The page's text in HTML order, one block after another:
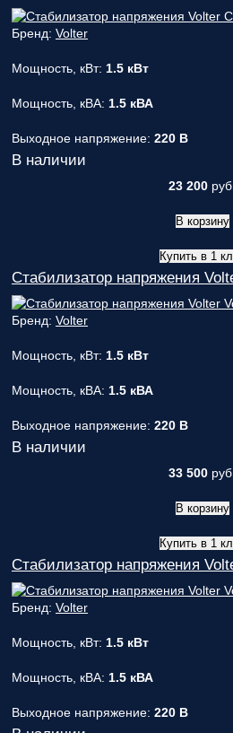
Бренд: Volter
Мощность, кВт: 1.5 кВт
Мощность, кВА: 1.5 кВА
Выходное напряжение: 220 В
В наличии
23 200 руб.
В корзину
Купить в 1
Стабилизатор напряжения
Бренд: Volter
Мощность, кВт: 1.5 кВт
Мощность, кВА: 1.5 кВА
Выходное напряжение: 220 В
В наличии
33 500 руб.
В корзину
Купить в 1
Стабилизатор напряжения
Бренд: Volter
Мощность, кВт: 1.5 кВт
Мощность, кВА: 1.5 кВА
Выходное напряжение: 220 В